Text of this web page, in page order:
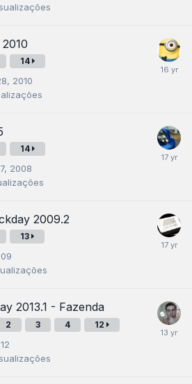
14
2010
14
2008
2009.2
13
2013.1 - Fazenda
2 3 4 12